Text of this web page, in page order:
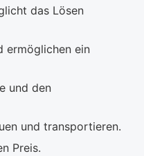
das Lösen
ermöglichen ein
und den
und transportieren.
Preis.